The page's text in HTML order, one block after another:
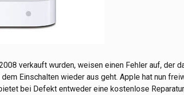
verkauft wurden, weisen einen Fehler auf, der
Einschalten wieder aus geht. Apple hat nun
bei Defekt entweder eine kostenlose